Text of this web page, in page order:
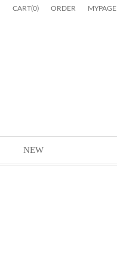
CART(0) ORDER MYPAGE
NEW